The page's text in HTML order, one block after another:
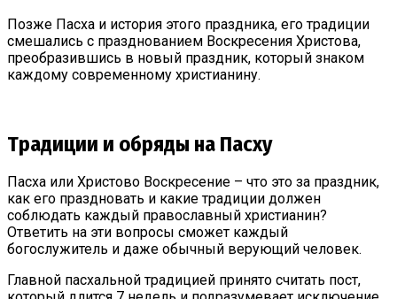
Позже Пасха и история этого праздника, его традиции
смешались с празднованием Воскресения Христова,
преобразившись в новый праздник, который знаком
каждому современному христианину.
Традиции и обряды на Пасху
Пасха или Христово Воскресение – что это за праздник,
как его праздновать и какие традиции должен
соблюдать каждый православный христианин?
Ответить на эти вопросы сможет каждый
богослужитель и даже обычный верующий человек.
Главной пасхальной традицией принято считать пост,